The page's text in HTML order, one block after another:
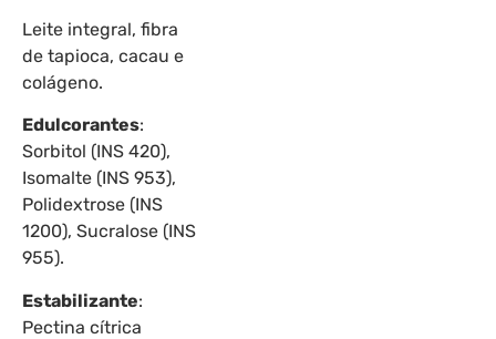
Leite integral, fibra
de tapioca, cacau e
colágeno.
Edulcorantes:
Sorbitol (INS 420),
Isomalte (INS 953),
Polidextrose (INS
1200), Sucralose (INS
955).
Estabilizante:
Pectina cítrica